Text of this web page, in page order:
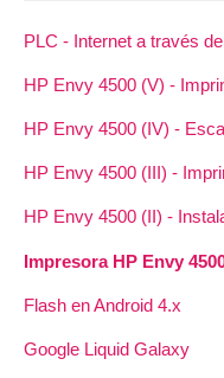
PLC - Internet a través
HP Envy 4500 (V) -
HP Envy 4500 (IV) -
HP Envy 4500 (III) -
HP Envy 4500 (II) -
Impresora HP Envy
Flash en Android 4.x
Google Liquid Galaxy